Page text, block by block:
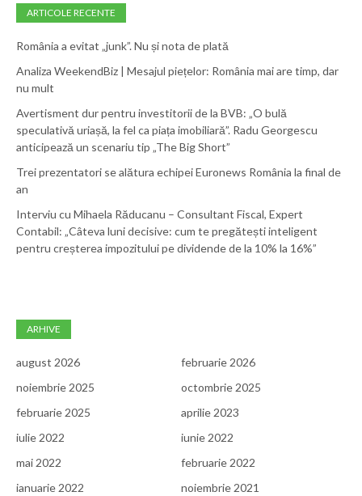
ARTICOLE RECENTE
România a evitat „junk”. Nu și nota de plată
Analiza WeekendBiz | Mesajul piețelor: România mai are timp, dar
nu mult
Avertisment dur pentru investitorii de la BVB: „O bulă
speculativă uriașă, la fel ca piața imobiliară”. Radu Georgescu
anticipează un scenariu tip „The Big Short”
Trei prezentatori se alătura echipei Euronews România la final de
an
Interviu cu Mihaela Răducanu – Consultant Fiscal, Expert
Contabil: „Câteva luni decisive: cum te pregătești inteligent
pentru creșterea impozitului pe dividende de la 10% la 16%”
ARHIVE
august 2026
februarie 2026
noiembrie 2025
octombrie 2025
februarie 2025
aprilie 2023
iulie 2022
iunie 2022
mai 2022
februarie 2022
ianuarie 2022
noiembrie 2021